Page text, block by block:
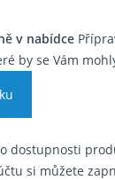
v nabídce
by se Vám
dostupnosti
si můžete